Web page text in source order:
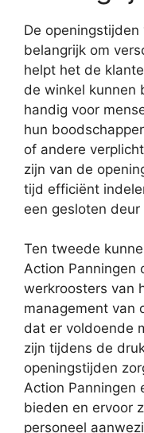
De
belangrijk om
helpt het de
de winkel kunnen
handig voor
hun
of andere
zijn van de
tijd efficiënt
een gesloten deur
Ten tweede
Action Panningen
werkroosters van
management van
dat er voldoende
zijn tijdens de
openingstijden
Action Panningen
bieden en ervoor
personeel